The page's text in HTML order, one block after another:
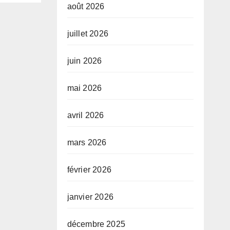
août 2026
juillet 2026
juin 2026
mai 2026
avril 2026
mars 2026
février 2026
janvier 2026
décembre 2025